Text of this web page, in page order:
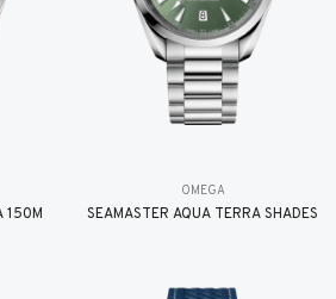
150M
OMEGA
SEAMASTER AQUA TERRA SHADES